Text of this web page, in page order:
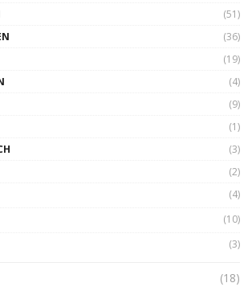
thể nào?
cập Blockchain
& Crypto qua các cuộc chiến | Phổ cập
(51)
(36)
(19)
(4)
(9)
(1)
(3)
(2)
(4)
(10)
(3)
(18)